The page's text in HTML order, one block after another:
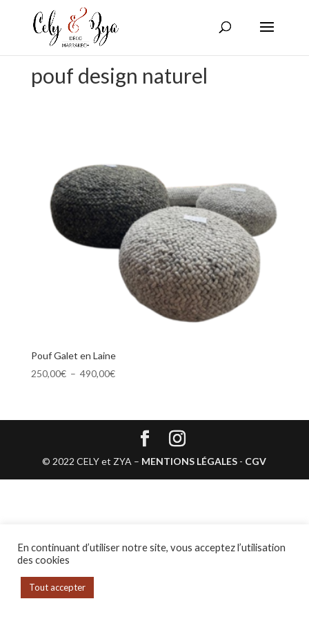
pouf design naturel
Pouf Galet en Laine
250,00€ – 490,00€Plage
250,00€
© 2022 CELY et ZYA – MENTIONS LÉGALES - CGV
En continuant d’utiliser notre site, vous acceptez l’utilisation
des cookies
Tout accepter